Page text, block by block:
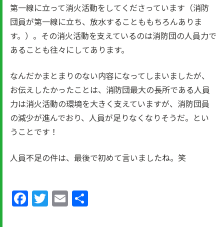
第一線に立って消火活動をしてくださっています（消防
団員が第一線に立ち、放水することももちろんありま
す。）。その消火活動を支えているのは消防団の人員力で
あることも往々にしてあります。
なんだかまとまりのない内容になってしまいましたが、
お伝えしたかったことは、消防団最大の長所である人員
力は消火活動の環境を大きく支えていますが、消防団員
の減少が進んでおり、人員が足りなくなりそうだ。とい
うことです！
人員不足の件は、最後で初めて言いましたね。笑
Facebook
Twitter
Email